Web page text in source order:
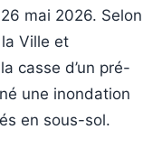
mai 2026. Selon
Ville et
casse d’un pré-
une inondation
en sous-sol.